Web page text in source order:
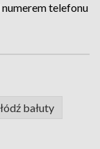
telefonu
bałuty